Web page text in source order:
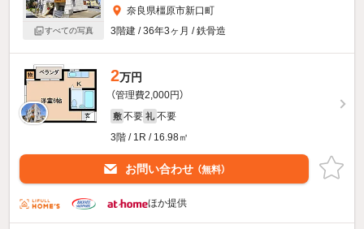
すべての写真
奈良県橿原市新口町
3階建 / 36年3ヶ月 / 鉄骨造
2万円
（管理費2,000円）
敷 不要 礼 不要
3階 / 1R / 16.98㎡
お問い合わせ （無料）
ほか提供